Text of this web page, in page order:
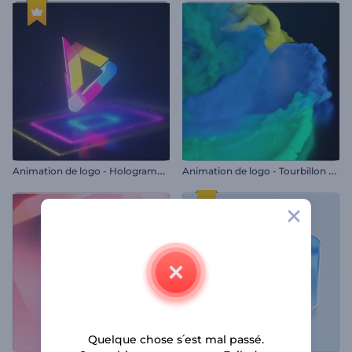
A
nimation de logo - Hologramme coloré A
nimation de logo - Tourbillon de fumée
Quelque chose s՛est mal passé.